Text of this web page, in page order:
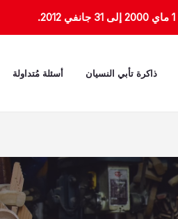
ذاكرة تأبي النسيان أسئلة مُتداولة